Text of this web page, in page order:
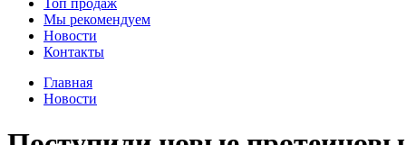
Топ продаж
Мы рекомендуем
Новости
Контакты
Главная
Новости